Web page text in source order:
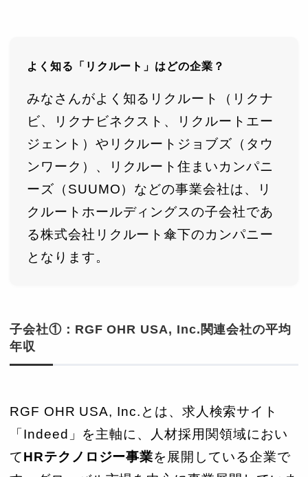
よく知る「リクルート」はどの企業？
みなさんがよく知るリクルート（リクナ
ビ、リクナビネクスト、リクルートエー
ジェント）やリクルートジョブズ（タウ
ンワーク）、リクルート住まいカンパニ
ーズ（SUUMO）などの事業会社は、リ
クルートホールディングスの子会社であ
る株式会社リクルート傘下のカンパニー
となります。
子会社①：RGF OHR USA, Inc.関連会社の平均
年収
RGF OHR USA, Inc.とは、求人検索サイト
「Indeed」を主軸に、人材採用関領域におい
てHRテクノロジー事業を展開している企業で